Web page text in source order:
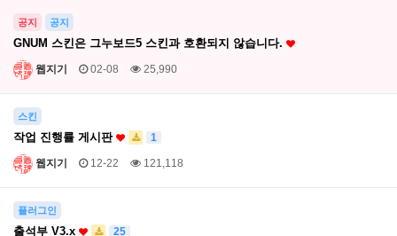
공지 공지
GNUM 스킨은 그누보드5 스킨과 호환되지 않습니다.
웹지기 02-08 25,990
스킨
작업 진행률 게시판 1
웹지기 12-22 121,118
플러그인
출석부 V3.x 25